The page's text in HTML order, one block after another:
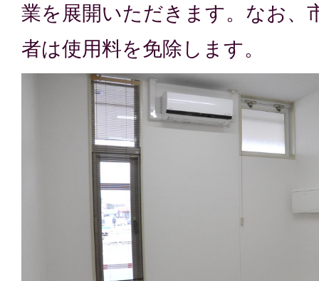
業を展開いただきます。なお、
者は使用料を免除します。